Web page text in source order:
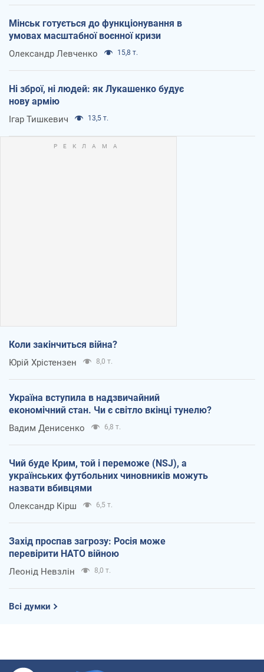
Мінськ готується до функціонування в
умовах масштабної воєнної кризи
Олександр Левченко 15,8 т.
Ні зброї, ні людей: як Лукашенко будує
нову армію
Ігар Тишкевич 13,5 т.
Коли закінчиться війна?
Юрій Хрістензен 8,0 т.
Україна вступила в надзвичайний
економічний стан. Чи є світло вкінці тунелю?
Вадим Денисенко 6,8 т.
Чий буде Крим, той і переможе (NSJ), а
українських футбольних чиновників можуть
назвати вбивцями
Олександр Кірш 6,5 т.
Захід проспав загрозу: Росія може
перевірити НАТО війною
Леонід Невзлін 8,0 т.
Всі думки